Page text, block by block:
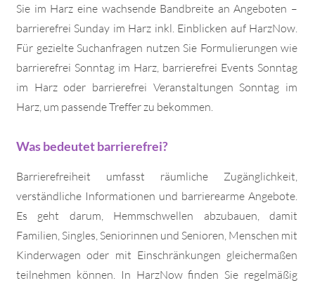
Sie im Harz eine wachsende Bandbreite an Angeboten –
barrierefrei Sunday im Harz inkl. Einblicken auf HarzNow.
Für gezielte Suchanfragen nutzen Sie Formulierungen wie
barrierefrei Sonntag im Harz, barrierefrei Events Sonntag
im Harz oder barrierefrei Veranstaltungen Sonntag im
Harz, um passende Treffer zu bekommen.
Was bedeutet barrierefrei?
Barrierefreiheit umfasst räumliche Zugänglichkeit,
verständliche Informationen und barrierearme Angebote.
Es geht darum, Hemmschwellen abzubauen, damit
Familien, Singles, Seniorinnen und Senioren, Menschen mit
Kinderwagen oder mit Einschränkungen gleichermaßen
teilnehmen können. In HarzNow finden Sie regelmäßig